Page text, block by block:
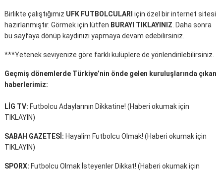
Birlikte çalıştığımız UFK FUTBOLCULARI için özel bir internet sitesi
hazırlanmıştır. Görmek için lütfen BURAYI TIKLAYINIZ . Daha sonra
bu sayfaya dönüp kaydınızı yapmaya devam edebilirsiniz.
***Yetenek seviyenize göre farklı kulüplere de yönlendirilebilirsiniz.
Geçmiş dönemlerde Türkiye’nin önde gelen kuruluşlarında çıkan
haberlerimiz:
LİG TV: Futbolcu Adaylarının Dikkatine! (Haberi okumak için
TIKLAYIN)
SABAH GAZETESİ: Hayalim Futbolcu Olmak! (Haberi okumak için
TIKLAYIN)
SPORX: Futbolcu Olmak İsteyenler Dikkat! (Haberi okumak için